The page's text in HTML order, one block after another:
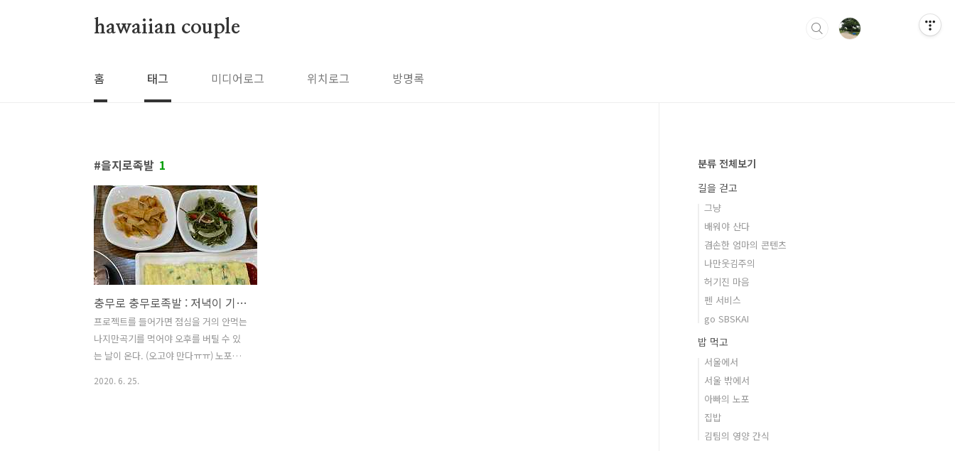
hawaiian couple
홈 태그 미디어로그 위치로그 방명록
을지로족발 1
충무로 충무로족발 : 저녁이 기대되는 은혜로운 점심 메뉴
프로젝트를 들어가면 점심을 거의 안먹는
나지만곡기를 먹어야 오후를 버틸 수 있
는 날이 온다. (오고야 만다ㅠㅠ) 노포가
2020. 6. 25.
분류 전체보기
길을 걷고
그냥
배워야 산다
겸손한 엄마의 콘텐츠
나만웃김주의
허기진 마음
펜 서비스
go SBSKAI
밥 먹고
서울에서
서울 밖에서
아빠의 노포
집밥
김팀의 영양 간식